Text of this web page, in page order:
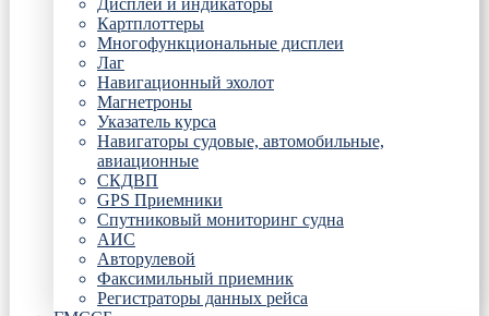
Дисплеи и индикаторы
Картплоттеры
Многофункциональные дисплеи
Лаг
Навигационный эхолот
Магнетроны
Указатель курса
Навигаторы судовые, автомобильные,
авиационные
СКДВП
GPS Приемники
Спутниковый мониторинг судна
АИС
Авторулевой
Факсимильный приемник
Регистраторы данных рейса